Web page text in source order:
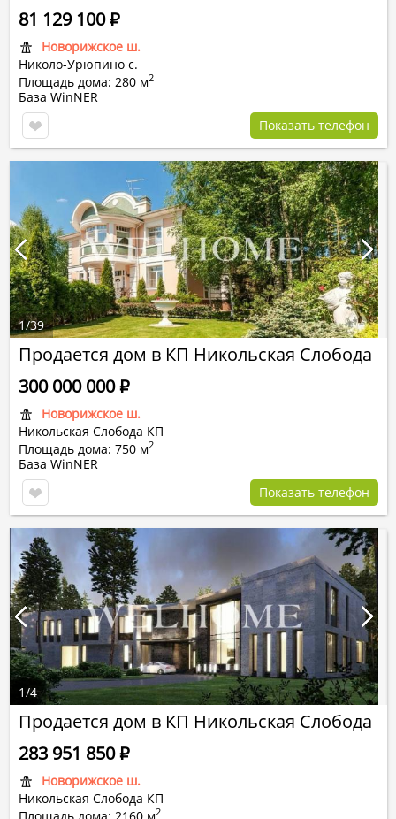
Новорижское ш.
Николо-Урюпино с.
Площадь дома: 280 м2
81 129 100Р
База WinNER
Показать телефон
Продается дом в КП Никольская Слобода
Новорижское ш.
Никольская Слобода КП
Площадь дома: 750 м2
300 000 000Р
База WinNER
Показать телефон
1/39
Продается дом в КП Никольская Слобода
Новорижское ш.
Никольская Слобода КП
2
283 951 850Р
1/4